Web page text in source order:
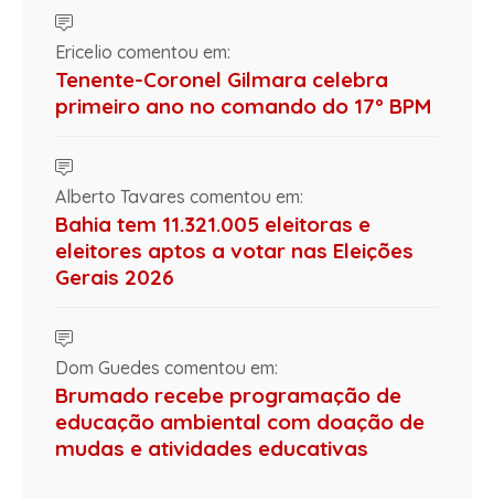
Ericelio comentou em:
Tenente-Coronel Gilmara celebra
primeiro ano no comando do 17º BPM
Alberto Tavares comentou em:
Bahia tem 11.321.005 eleitoras e
eleitores aptos a votar nas Eleições
Gerais 2026
Dom Guedes comentou em:
Brumado recebe programação de
educação ambiental com doação de
mudas e atividades educativas